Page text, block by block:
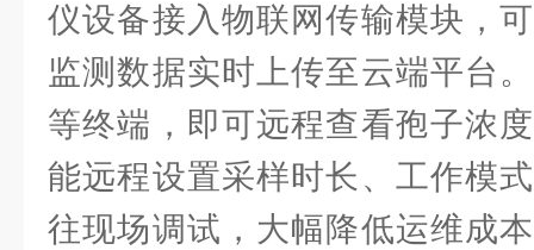
仪设备接入物联网传输模块，
监测数据实时上传至云端平台
等终端，即可远程查看孢子浓
能远程设置采样时长、工作模
往现场调试，大幅降低运维成